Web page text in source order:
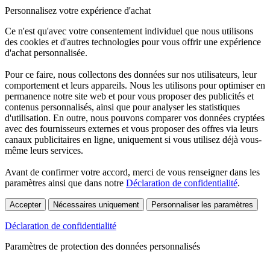
Personnalisez votre expérience d'achat
Ce n'est qu'avec votre consentement individuel que nous utilisons
des cookies et d'autres technologies pour vous offrir une expérience
d'achat personnalisée.
Pour ce faire, nous collectons des données sur nos utilisateurs, leur
comportement et leurs appareils. Nous les utilisons pour optimiser en
permanence notre site web et pour vous proposer des publicités et
contenus personnalisés, ainsi que pour analyser les statistiques
d'utilisation. En outre, nous pouvons comparer vos données cryptées
avec des fournisseurs externes et vous proposer des offres via leurs
canaux publicitaires en ligne, uniquement si vous utilisez déjà vous-
même leurs services.
Avant de confirmer votre accord, merci de vous renseigner dans les
paramètres ainsi que dans notre Déclaration de confidentialité.
Accepter Nécessaires uniquement Personnaliser les paramètres
Déclaration de confidentialité
Paramètres de protection des données personnalisés